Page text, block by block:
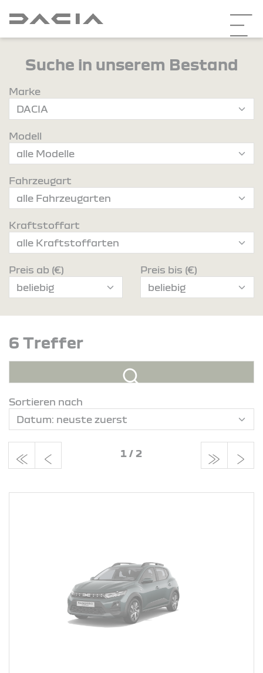
Suche in unserem Bestand
Marke
Modell
Fahrzeugart
Kraftstoffart
Preis ab (€) Preis bis (€)
6 Treffer
Sortieren nach
1 / 2